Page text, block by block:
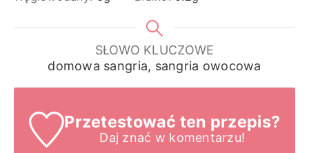
SŁOWO KLUCZOWE
domowa sangria, sangria owocowa
Przetestować ten przepis?
Daj znać w komentarzu!